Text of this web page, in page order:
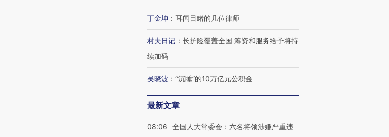
丁金坤 ： 耳闻目睹的几位律师
村夫日记 ： 长护险覆盖全国 筹资和服务给予将持
续加码
吴晓波 ： “沉睡”的10万亿元公积金
最新文章
08:06
全国人大常委会：六名将领涉嫌严重违